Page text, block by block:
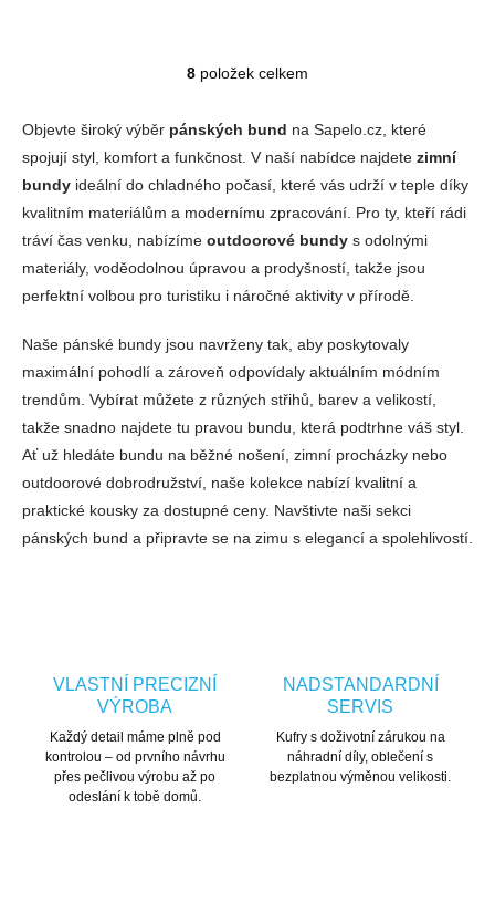
Ovládací prvky výpisu
8 položek celkem
Objevte široký výběr pánských bund na Sapelo.cz, které
spojují styl, komfort a funkčnost. V naší nabídce najdete zimní
bundy ideální do chladného počasí, které vás udrží v teple díky
kvalitním materiálům a modernímu zpracování. Pro ty, kteří rádi
tráví čas venku, nabízíme outdoorové bundy s odolnými
materiály, voděodolnou úpravou a prodyšností, takže jsou
perfektní volbou pro turistiku i náročné aktivity v přírodě.
Naše pánské bundy jsou navrženy tak, aby poskytovaly
maximální pohodlí a zároveň odpovídaly aktuálním módním
trendům. Vybírat můžete z různých střihů, barev a velikostí,
takže snadno najdete tu pravou bundu, která podtrhne váš styl.
Ať už hledáte bundu na běžné nošení, zimní procházky nebo
outdoorové dobrodružství, naše kolekce nabízí kvalitní a
praktické kousky za dostupné ceny. Navštivte naši sekci
pánských bund a připravte se na zimu s elegancí a spolehlivostí.
VLASTNÍ PRECIZNÍ
VÝROBA
Každý detail máme plně pod
kontrolou – od prvního návrhu
přes pečlivou výrobu až po
odeslání k tobě domů.
NADSTANDARDNÍ
SERVIS
Kufry s doživotní zárukou na
náhradní díly, oblečení s
bezplatnou výměnou velikosti.